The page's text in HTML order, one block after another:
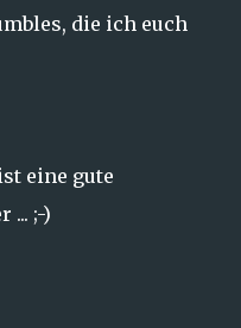
die ich euch
eine gute
... ;-)